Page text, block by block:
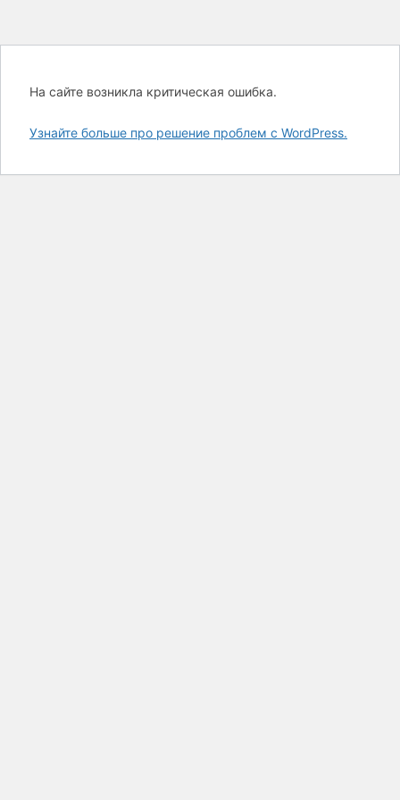
На сайте возникла критическая ошибка.
Узнайте больше про решение проблем с WordPress.